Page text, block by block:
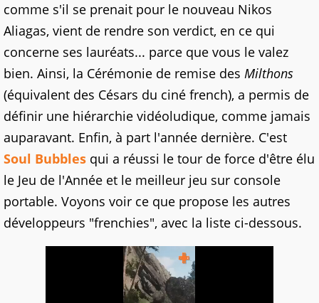
comme s'il se prenait pour le nouveau Nikos
Aliagas, vient de rendre son verdict, en ce qui
concerne ses lauréats... parce que vous le valez
bien. Ainsi, la Cérémonie de remise des Milthons
(équivalent des Césars du ciné french), a permis de
définir une hiérarchie vidéoludique, comme jamais
auparavant. Enfin, à part l'année dernière. C'est
Soul Bubbles qui a réussi le tour de force d'être élu
le Jeu de l'Année et le meilleur jeu sur console
portable. Voyons voir ce que propose les autres
développeurs "frenchies", avec la liste ci-dessous.